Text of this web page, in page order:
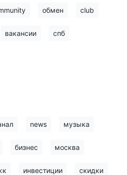
обмен club
вакансии спб
news музыка
бизнес москва
инвестиции скидки